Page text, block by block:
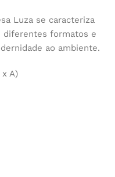
Luza se caracteriza
diferentes formatos e
ao ambiente.
x A)